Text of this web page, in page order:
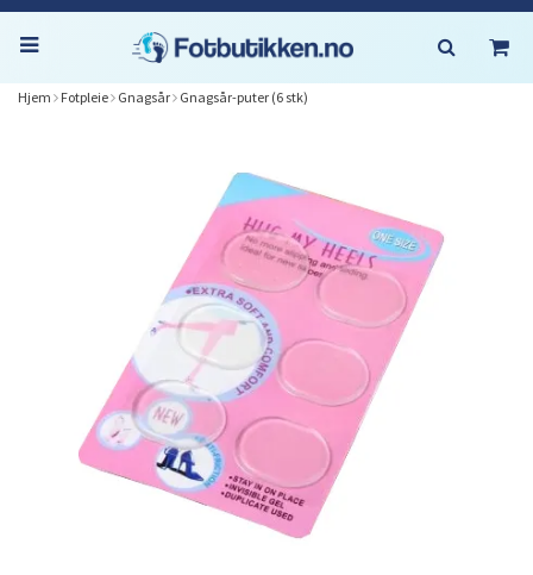
Hjem Fotpleie Gnagsår Gnagsår-puter (6 stk)